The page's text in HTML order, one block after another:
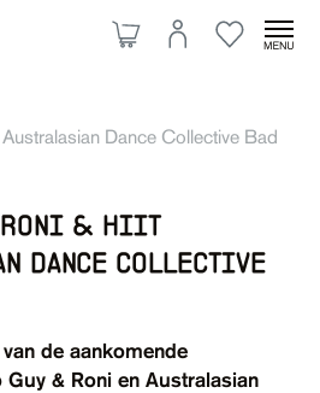
Dance Collective Bad
roni & hiit
dance collective
de aankomende
& Roni en Australasian